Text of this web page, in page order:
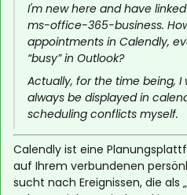
I'm new here and have
ms-office-365-business.
appointments in Calendly,
“busy” in Outlook?
Actually, for the time being,
always be displayed in
scheduling conflicts myself.
Calendly ist eine
auf Ihrem verbundenen
sucht nach Ereignissen, die als